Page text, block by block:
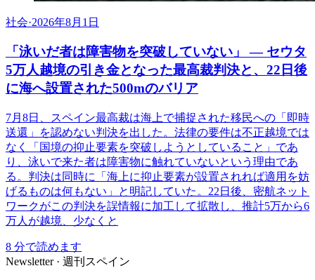
社会·2026年8月1日
「泳いだ者は障害物を突破していない」 ― セウタ
5万人越境の引き金となった最高裁判決と、22日後
に海へ設置された500mのバリア
7月8日、スペイン最高裁は海上で捕捉された移民への「即時
送還」を認めない判決を出した。法律の要件は不正越境では
なく「国境の抑止要素を突破しようとしていること」であ
り、泳いで来た者は障害物に触れていないという理由であ
る。判決は同時に「海上に抑止要素が設置されれば適用を妨
げるものは何もない」と明記していた。22日後、密航ネット
ワークがこの判決を誤情報に加工して拡散し、推計5万から6
万人が越境、少なくと
8 分で読めます
Newsletter · 週刊スペイン